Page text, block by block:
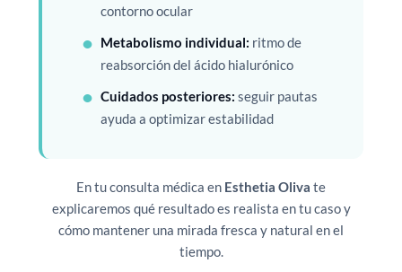
contorno ocular
Metabolismo individual: ritmo de
reabsorción del ácido hialurónico
Cuidados posteriores: seguir pautas
ayuda a optimizar estabilidad
En tu consulta médica en Esthetia Oliva te
explicaremos qué resultado es realista en tu caso y
cómo mantener una mirada fresca y natural en el
tiempo.